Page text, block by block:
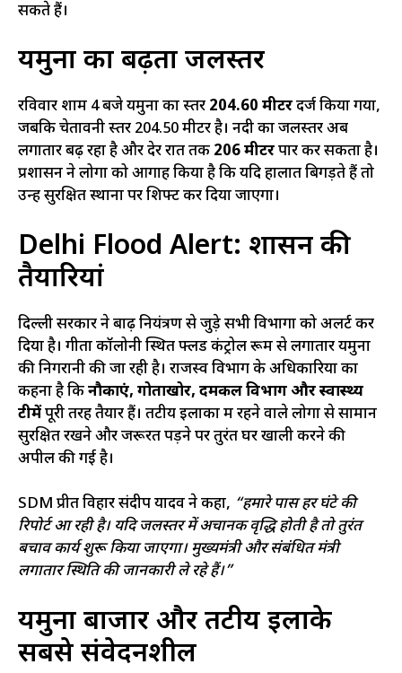
सकते हैं।
यमुना का बढ़ता जलस्तर
रविवार शाम 4 बजे यमुना का स्तर 204.60 मीटरदर्ज किया गया,
जबकि चेतावनी स्तर 204.50 मीटर है। नदी का जलस्तर अब
लगातार बढ़ रहा है और देर रात तक 206 मीटरपार कर सकता है।
प्रशासन ने लोगों को आगाह किया है कि यदि हालात बिगड़ते हैं तो
उन्हें सुरक्षित स्थानों पर शिफ्ट कर दिया जाएगा।
Delhi Flood Alert: प्रशासन की
तैयारियां
दिल्ली सरकार ने बाढ़ नियंत्रण से जुड़े सभी विभागों को अलर्ट कर
दिया है। गीता कॉलोनी स्थित फ्लड कंट्रोल रूम से लगातार यमुना
की निगरानी की जा रही है। राजस्व विभाग के अधिकारियों का
कहना है किनौकाएं, गोताखोर, दमकल विभाग और स्वास्थ्य
टीमेंपूरी तरह तैयार हैं। तटीय इलाकों में रहने वाले लोगों से सामान
सुरक्षित रखने और जरूरत पड़ने पर तुरंत घर खाली करने की
अपील की गई है।
SDM प्रीत विहार संदीप यादव ने कहा, “हमारे पास हर घंटे की
रिपोर्ट आ रही है। यदि जलस्तर में अचानक वृद्धि होती है तो तुरंत
बचाव कार्य शुरू किया जाएगा। मुख्यमंत्री और संबंधित मंत्री
लगातार स्थिति की जानकारी ले रहे हैं।”
यमुना बाजार और तटीय इलाके
सबसे संवेदनशील